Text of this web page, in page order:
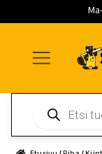
navigointiin
sisältöön
pääsisältöön
search